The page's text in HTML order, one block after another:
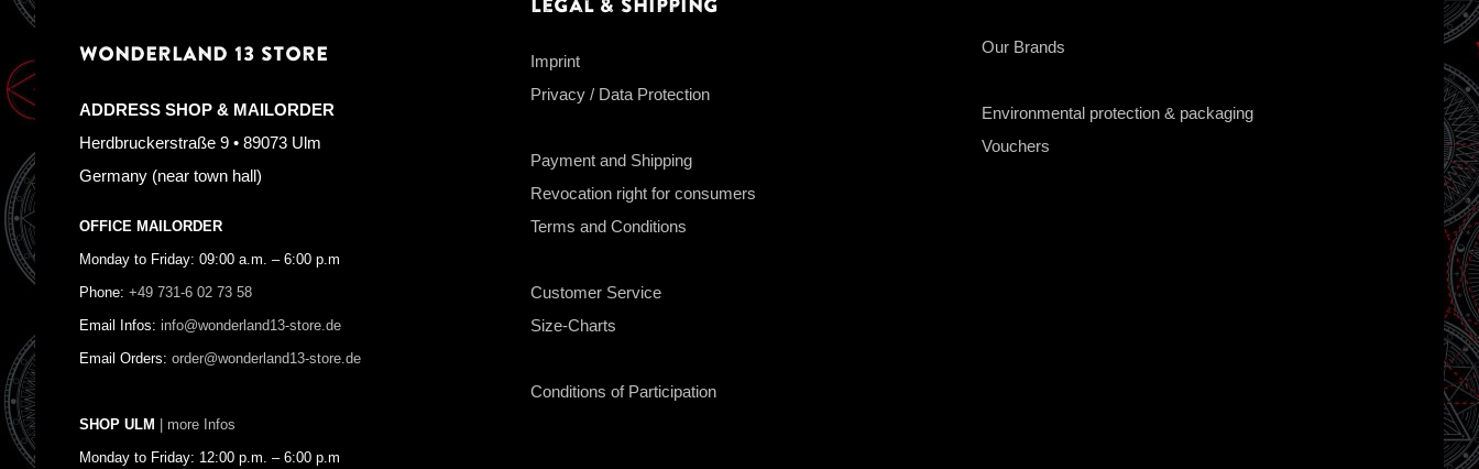
WONDERLAND 13 STORE
ADDRESS SHOP & MAILORDER
Herdbruckerstraße 9 • 89073 Ulm
Germany (near town hall)
OFFICE MAILORDER
Monday to Friday: 09:00 a.m. – 6:00 p.m
Phone: +49 731-6 02 73 58
Email Infos: info@wonderland13-store.de
Email Orders: order@wonderland13-store.de
SHOP ULM | more Infos
Monday to Friday: 12:00 p.m. – 6:00 p.m
Legal & Shipping
Imprint
Privacy / Data Protection
Payment and Shipping
Revocation right for consumers
Terms and Conditions
Customer Service
Size-Charts
Conditions of Participation
Our Brands
Environmental protection & packaging
Vouchers